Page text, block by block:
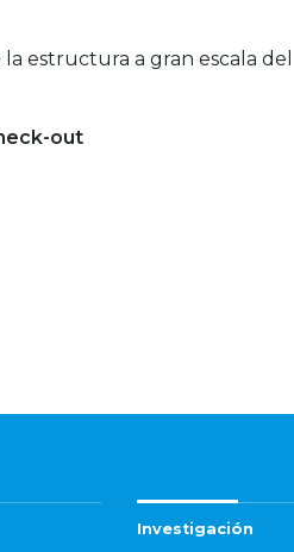
estructura a gran escala del
out
Investigación